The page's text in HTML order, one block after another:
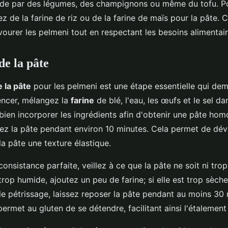
par des légumes, des champignons ou même du tofu.
de la farine de riz ou de la farine de maïs pour la pâte.
les pelmeni tout en respectant les besoins
la pâte
la pâte pour les pelmeni est une étape essentielle qui
mélangez la farine de blé, l'eau, les œufs et le sel
incorporer les ingrédients afin d'obtenir une pâte
la pâte pendant environ 10 minutes. Cela permet de
pâte une texture élastique.
parfaite, veillez à ce que la pâte ne soit ni
humide, ajoutez un peu de farine; si elle est trop
pétrissage, laissez reposer la pâte pendant au moins 30
au gluten de se détendre, facilitant ainsi